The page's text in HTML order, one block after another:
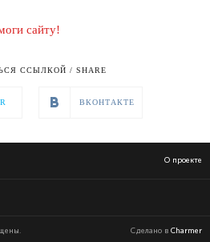
сайту!
ССЫЛКОЙ / SHARE
ВКОНТАКТЕ
О проекте
Сделано в Charmer